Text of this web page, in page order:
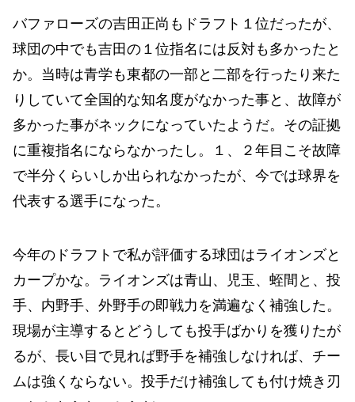
バファローズの吉田正尚もドラフト１位だったが、
球団の中でも吉田の１位指名には反対も多かったと
か。当時は青学も東都の一部と二部を行ったり来た
りしていて全国的な知名度がなかった事と、故障が
多かった事がネックになっていたようだ。その証拠
に重複指名にならなかったし。１、２年目こそ故障
で半分くらいしか出られなかったが、今では球界を
代表する選手になった。
今年のドラフトで私が評価する球団はライオンズと
カープかな。ライオンズは青山、児玉、蛭間と、投
手、内野手、外野手の即戦力を満遍なく補強した。
現場が主導するとどうしても投手ばかりを獲りたが
るが、長い目で見れば野手を補強しなければ、チー
ムは強くならない。投手だけ補強しても付け焼き刃